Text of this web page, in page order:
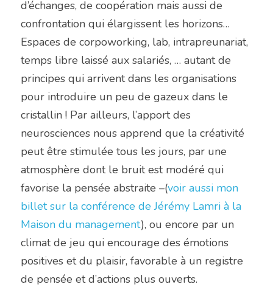
d’échanges, de coopération mais aussi de
confrontation qui élargissent les horizons…
Espaces de corpoworking, lab, intrapreunariat,
temps libre laissé aux salariés, … autant de
principes qui arrivent dans les organisations
pour introduire un peu de gazeux dans le
cristallin ! Par ailleurs, l’apport des
neurosciences nous apprend que la créativité
peut être stimulée tous les jours, par une
atmosphère dont le bruit est modéré qui
favorise la pensée abstraite –(voir aussi mon
billet sur la conférence de Jérémy Lamri à la
Maison du management), ou encore par un
climat de jeu qui encourage des émotions
positives et du plaisir, favorable à un registre
de pensée et d’actions plus ouverts.